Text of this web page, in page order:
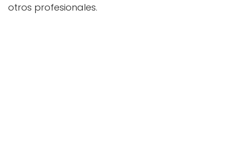
otros profesionales.